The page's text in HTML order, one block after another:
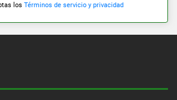
los Términos de servicio y privacidad